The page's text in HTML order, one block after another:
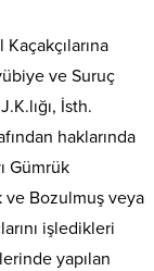
ve Suruç
İsth.
haklarında
Gümrük
ve Bozulmuş veya
işledikleri
yapılan